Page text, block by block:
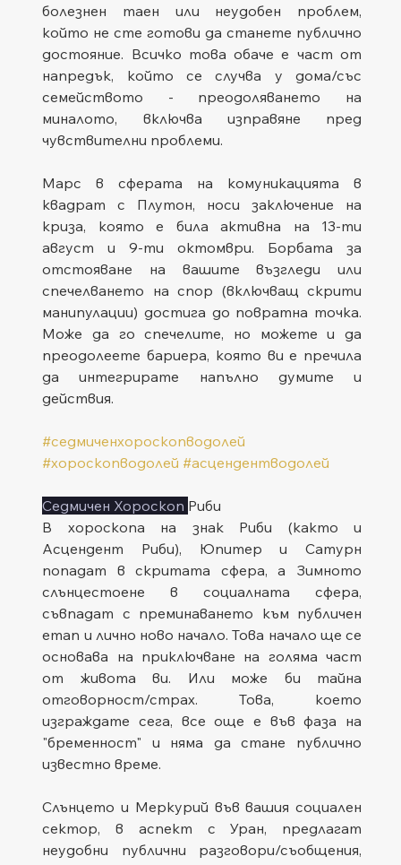
болезнен таен или неудобен проблем,
който не сте готови да станете публично
достояние. Всичко това обаче е част от
напредък, който се случва у дома/със
семейството - преодоляването на
миналото, включва изправяне пред
чувствителни проблеми.
Марс в сферата на комуникацията в
квадрат с Плутон, носи заключение на
криза, която е била активна на 13-ти
август и 9-ти октомври. Борбата за
отстояване на вашите възгледи или
спечелването на спор (включващ скрити
манипулации) достига до повратна точка.
Може да го спечелите, но можете и да
преодолеете бариера, която ви е пречила
да интегрирате напълно думите и
действия.
#седмиченхороскопводолей
#хороскопводолей #асцендентводолей
Седмичен Хороскоп Риби
В хороскопа на знак Риби (както и
Асцендент Риби), Юпитер и Сатурн
попадат в скритата сфера, а Зимното
слънцестоене в социалната сфера,
съвпадат с преминаването към публичен
етап и лично ново начало. Това начало ще се
основава на приключване на голяма част
от живота ви. Или може би тайна
отговорност/страх. Това, което
изграждате сега, все още е във фаза на
"бременност" и няма да стане публично
известно време.
Слънцето и Меркурий във вашия социален
сектор, в аспект с Уран, предлагат
неудобни публични разговори/съобщения,